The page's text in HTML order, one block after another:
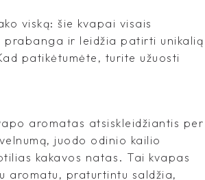
viską: šie kvapai visais
prabanga ir leidžia patirti unikalią
patikėtumėte, turite užuosti
aromatas atsiskleidžiantis per
juodo odinio kailio
kakavos natas. Tai kvapas
aromatu, praturtintu saldžia,